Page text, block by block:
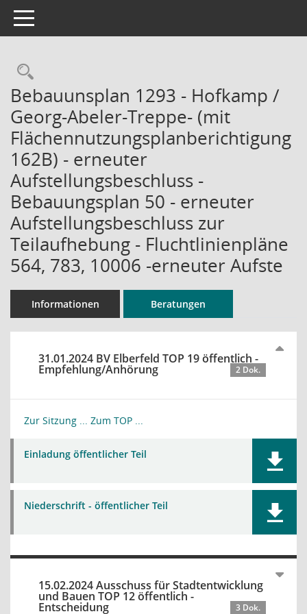
Toggle navigation
Rechercheauswahl
Bebauunsplan 1293 - Hofkamp /
Georg-Abeler-Treppe- (mit
Flächennutzungsplanberichtigung
162B) - erneuter
Aufstellungsbeschluss -
Bebauungsplan 50 - erneuter
Aufstellungsbeschluss zur
Teilaufhebung - Fluchtlinienpläne
564, 783, 10006 -erneuter Aufste
Informationen Beratungen
31.01.2024 BV Elberfeld TOP 19 öffentlich -
Empfehlung/Anhörung 2 Dok.
Zur Sitzung ... Zum TOP ...
Einladung öffentlicher Teil
Niederschrift - öffentlicher Teil
15.02.2024 Ausschuss für Stadtentwicklung
und Bauen TOP 12 öffentlich -
Entscheidung 3 Dok.